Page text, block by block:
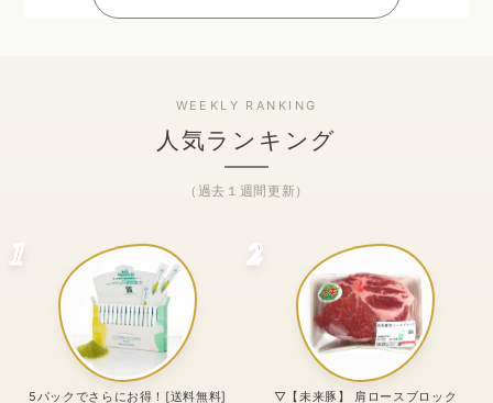
人気ランキング
（過去１週間更新）
1
5パックでさらにお得！[送料無料]
2
▽【未来豚】 肩ロースブロック